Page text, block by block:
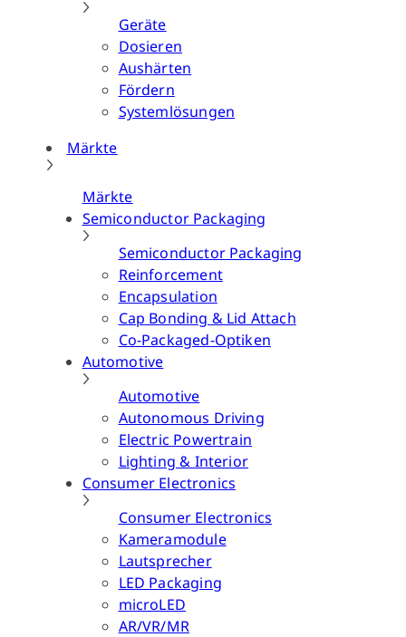
Geräte
Dosieren
Aushärten
Fördern
Systemlösungen
Märkte
Märkte
Semiconductor Packaging
Semiconductor Packaging
Reinforcement
Encapsulation
Cap Bonding & Lid Attach
Co-Packaged-Optiken
Automotive
Automotive
Autonomous Driving
Electric Powertrain
Lighting & Interior
Consumer Electronics
Consumer Electronics
Kameramodule
Lautsprecher
LED Packaging
microLED
AR/VR/MR